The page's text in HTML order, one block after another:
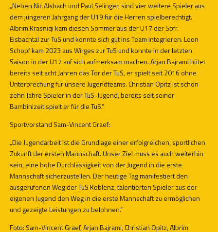
„Neben Nic Alsbach und Paul Selinger, sind vier weitere Spieler aus
dem jüngeren Jahrgang der U19 für die Herren spielberechtigt.
Albrim Krasniqi kam diesen Sommer aus der U17 der Spfr.
Eisbachtal zur TuS und konnte sich gut ins Team integrieren. Leon
Schopf kam 2023 aus Wirges zur TuS und konnte in der letzten
Saison in der U17 auf sich aufmerksam machen. Arjan Bajrami hütet
bereits seit acht Jahren das Tor der TuS, er spielt seit 2016 ohne
Unterbrechung für unsere Jugendteams. Christian Opitz ist schon
zehn Jahre Spieler in der TuS-Jugend, bereits seit seiner
Bambinizeit spielt er für die TuS.“
Sportvorstand Sam-Vincent Graef:
„Die Jugendarbeit ist die Grundlage einer erfolgreichen, sportlichen
Zukunft der ersten Mannschaft. Unser Ziel muss es auch weiterhin
sein, eine hohe Durchlässigkeit von der Jugend in die erste
Mannschaft sicherzustellen. Der heutige Tag manifestiert den
ausgerufenen Weg der TuS Koblenz, talentierten Spieler aus der
eigenen Jugend den Weg in die erste Mannschaft zu ermöglichen
und gezeigte Leistungen zu belohnen.“
Foto: Sam-Vincent Graef, Arjan Bajrami, Christian Opitz, Albrim